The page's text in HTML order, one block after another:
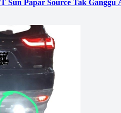
Sun Papar Source Tak Ganggu